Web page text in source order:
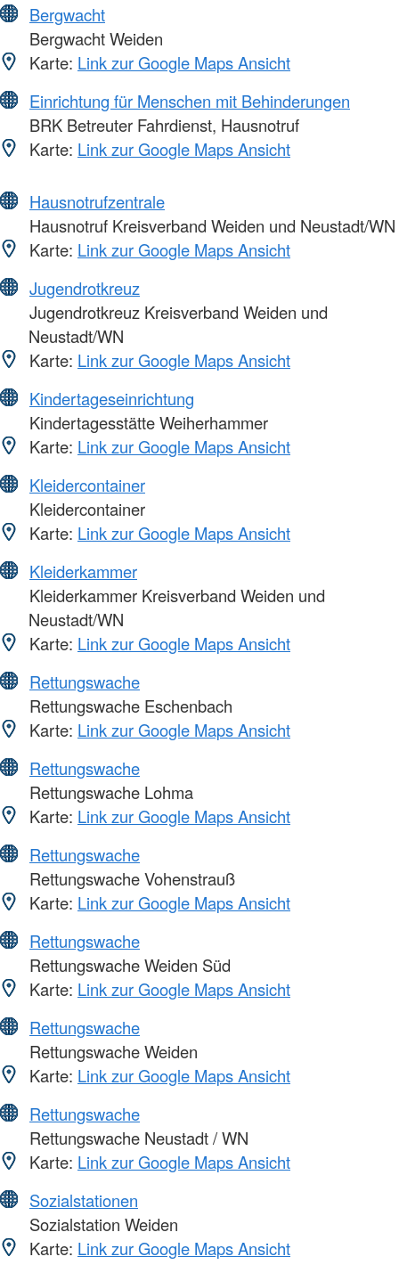
Bergwacht
Bergwacht Weiden
Karte: Link zur Google Maps Ansicht
Einrichtung für Menschen mit Behinderungen
BRK Betreuter Fahrdienst, Hausnotruf
Karte: Link zur Google Maps Ansicht
Hausnotrufzentrale
Hausnotruf Kreisverband Weiden und Neustadt/WN
Karte: Link zur Google Maps Ansicht
Jugendrotkreuz
Jugendrotkreuz Kreisverband Weiden und
Neustadt/WN
Karte: Link zur Google Maps Ansicht
Kindertageseinrichtung
Kindertagesstätte Weiherhammer
Karte: Link zur Google Maps Ansicht
Kleidercontainer
Kleidercontainer
Karte: Link zur Google Maps Ansicht
Kleiderkammer
Kleiderkammer Kreisverband Weiden und
Neustadt/WN
Karte: Link zur Google Maps Ansicht
Rettungswache
Rettungswache Eschenbach
Karte: Link zur Google Maps Ansicht
Rettungswache
Rettungswache Lohma
Karte: Link zur Google Maps Ansicht
Rettungswache
Rettungswache Vohenstrauß
Karte: Link zur Google Maps Ansicht
Rettungswache
Rettungswache Weiden Süd
Karte: Link zur Google Maps Ansicht
Rettungswache
Rettungswache Weiden
Karte: Link zur Google Maps Ansicht
Rettungswache
Rettungswache Neustadt / WN
Karte: Link zur Google Maps Ansicht
Sozialstationen
Sozialstation Weiden
Karte: Link zur Google Maps Ansicht